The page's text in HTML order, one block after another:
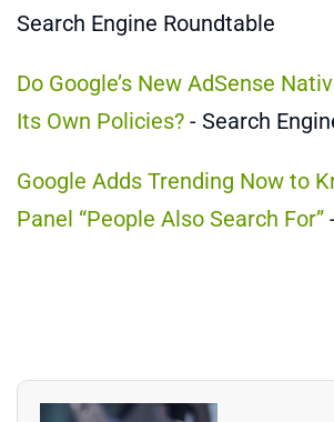
Search Engine Roundtable
Do Google’s New AdSense
Its Own Policies? - Search
Google Adds Trending Now to
Panel “People Also Search For”